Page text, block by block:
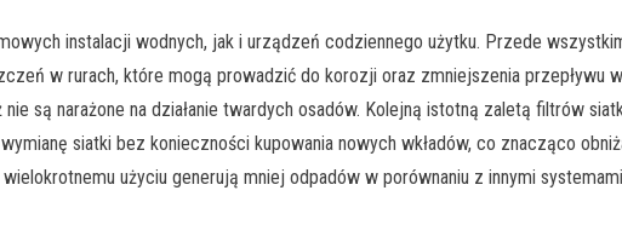
instalacji wodnych, jak i urządzeń codziennego użytku. Przede
w rurach, które mogą prowadzić do korozji oraz zmniejszenia przepływu
są narażone na działanie twardych osadów. Kolejną istotną zaletą filtrów
siatki bez konieczności kupowania nowych wkładów, co znacząco
użyciu generują mniej odpadów w porównaniu z innymi